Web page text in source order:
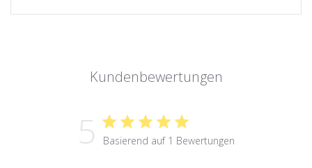
Kundenbewertungen
5 Basierend auf 1 Bewertungen